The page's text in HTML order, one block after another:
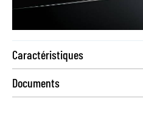
Caractéristiques
Documents